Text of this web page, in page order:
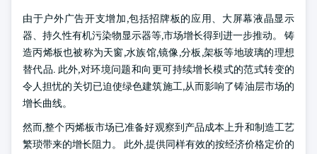
由于户外广告开支增加,包括招牌板的应用、大屏幕液晶显示
器、持久性有机污染物显示器等,市场增长得到进一步推动。 铸
造丙烯板也被称为天窗,水族馆,镜像,分板,架板等地玻璃的理想
替代品. 此外,对环境问题和向更可持续增长模式的范式转变的
令人担忧的关切已迫使绿色建筑施工,从而影响了铸油层市场的
增长曲线。
然而,整个丙烯板市场已准备好观察到产品成本上升和制造工艺
繁琐带来的增长阻力。 此外,提供同样有效的按经济价格定价的